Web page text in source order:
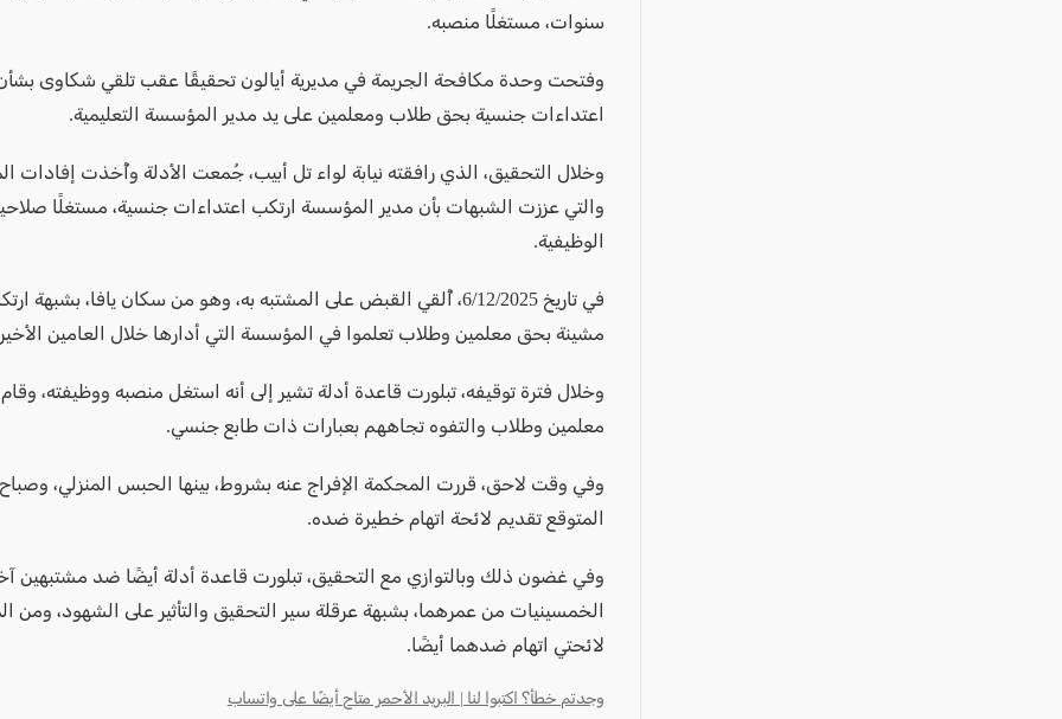
سنوات، مستغلًا منصبه.
وفتحت وحدة مكافحة الجريمة في مديرية أيالون تحقيقًا عقب تلقي شكاوى
اعتداءات جنسية بحق طلاب ومعلمين على يد مدير المؤسسة التعليمية.
وخلال التحقيق، الذي رافقته نيابة لواء تل أبيب، جُمعت الأدلة وأُخذت إفادات
والتي عززت الشبهات بأن مدير المؤسسة ارتكب اعتداءات جنسية، مستغلًا
الوظيفية.
في تاريخ 6/12/2025، أُلقي القبض على المشتبه به، وهو من سكان يافا، بشبهة
مشينة بحق معلمين وطلاب تعلموا في المؤسسة التي أدارها خلال العامين
وخلال فترة توقيفه، تبلورت قاعدة أدلة تشير إلى أنه استغل منصبه ووظيفته،
معلمين وطلاب والتفوه تجاههم بعبارات ذات طابع جنسي.
وفي وقت لاحق، قررت المحكمة الإفراج عنه بشروط، بينها الحبس المنزلي،
المتوقع تقديم لائحة اتهام خطيرة ضده.
وفي غضون ذلك وبالتوازي مع التحقيق، تبلورت قاعدة أدلة أيضًا ضد مشتبهين
الخمسينيات من عمرهما، بشبهة عرقلة سير التحقيق والتأثير على الشهود، ومن
لائحتي اتهام ضدهما أيضًا.
وجدتم خطأ؟ اكتبوا لنا | البريد الأحمر متاح أيضًا على واتساب